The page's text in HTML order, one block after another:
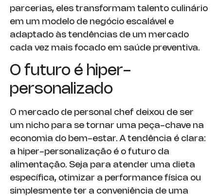
parcerias, eles transformam talento culinário
em um modelo de negócio escalável e
adaptado às tendências de um mercado
cada vez mais focado em saúde preventiva.
O futuro é hiper-
personalizado
O mercado de personal chef deixou de ser
um nicho para se tornar uma peça-chave na
economia do bem-estar. A tendência é clara:
a hiper-personalização é o futuro da
alimentação. Seja para atender uma dieta
específica, otimizar a performance física ou
simplesmente ter a conveniência de uma